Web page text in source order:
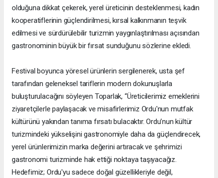
olduğuna dikkat çekerek, yerel üreticinin desteklenmesi, kadın
kooperatiflerinin güçlendirilmesi, kırsal kalkınmanın teşvik
edilmesi ve sürdürülebilir turizmin yaygınlaştırılması açısından
gastronominin büyük bir fırsat sunduğunu sözlerine ekledi.
Festival boyunca yöresel ürünlerin sergilenerek, usta şef
tarafından geleneksel tariflerin modern dokunuşlarla
buluşturulacağını söyleyen Toparlak, “Üreticilerimiz emeklerini
ziyaretçilerle paylaşacak ve misafirlerimiz Ordu'nun mutfak
kültürünü yakından tanıma fırsatı bulacaktır. Ordu’nun kültür
turizmindeki yükselişini gastronomiyle daha da güçlendirecek,
yerel ürünlerimizin marka değerini artıracak ve şehrimizi
gastronomi turizminde hak ettiği noktaya taşıyacağız.
Hedefimiz; Ordu'yu sadece doğal güzellikleriyle değil,